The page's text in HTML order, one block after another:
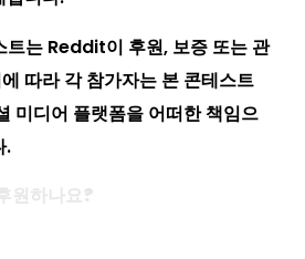
트는 Reddit이 후원, 보증 또는 관
따라 각 참가자는 본 콘테스트
미디어 플랫폼을 어떠한 책임으
.
원하나요?